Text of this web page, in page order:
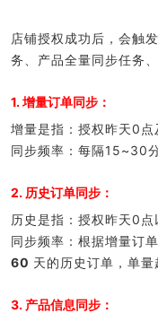
店铺授权成功后，会触
务、产品全量同步任务
1. 增量订单同步：
增量是指：授权昨天0点
同步频率：每隔15~30
2. 历史订单同步：
历史是指：授权昨天0点
同步频率：根据增量订
60 天的历史订单，单量
3. 产品信息同步：